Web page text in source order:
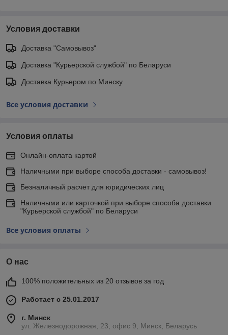
Условия доставки
Доставка "Самовывоз"
Доставка "Курьерской службой" по Беларуси
Доставка Курьером по Минску
Все условия доставки
Условия оплаты
Онлайн-оплата картой
Наличными при выборе способа доставки - самовывоз!
Безналичный расчет для юридических лиц
Наличными или карточкой при выборе способа доставки
"Курьерской службой" по Беларуси
Все условия оплаты
О нас
100% положительных из 20 отзывов за год
Работает с 25.01.2017
г. Минск
ул. Железнодорожная, 23, офис 9, Минск, Беларусь